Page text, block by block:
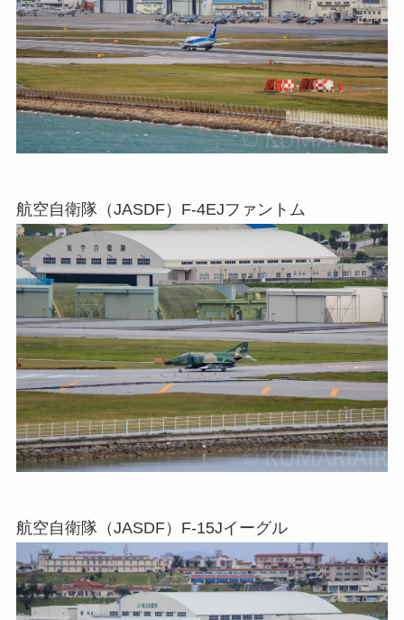
航空自衛隊（JASDF）F-4EJファントム
航空自衛隊（JASDF）F-15Jイーグル